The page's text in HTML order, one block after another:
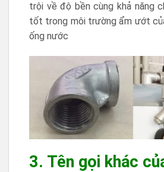
trội về độ bền cùng khả năng
tốt trong môi trường ẩm ướt
ống nước
3. Tên gọi khác